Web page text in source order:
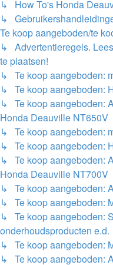
↳ How To's Honda
↳
Te koop aangeboden/te
↳ Advertentieregels.
te plaatsen!
↳ Te koop aangeboden:
↳ Te koop aangeboden:
↳ Te koop aangeboden:
Honda Deauville NT650V
↳ Te koop aangeboden:
↳ Te koop aangeboden:
↳ Te koop aangeboden:
Honda Deauville NT700V
↳ Te koop aangeboden:
↳ Te koop aangeboden:
↳ Te koop aangeboden:
onderhoudsproducten e.d.
↳ Te koop aangeboden:
↳ Te koop aangeboden: